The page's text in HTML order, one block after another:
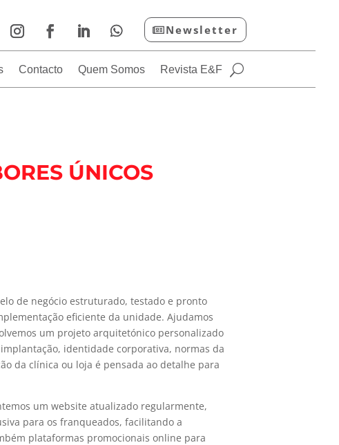
Newsletter
Contacto Quem Somos Revista E&F
ÚNICOS
de negócio estruturado, testado e pronto
eficiente da unidade. Ajudamos
um projeto arquitetónico personalizado
identidade corporativa, normas da
da clínica ou loja é pensada ao detalhe para
um website atualizado regularmente,
para os franqueados, facilitando a
plataformas promocionais online para